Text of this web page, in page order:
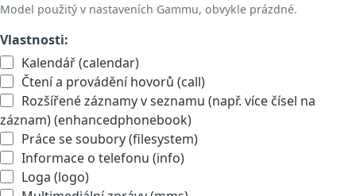
Model použitý v nastaveních Gammu, obvykle prázdné.
Vlastnosti:
Kalendář (calendar)
Čtení a provádění hovorů (call)
Rozšířené záznamy v seznamu (např. více čísel na
záznam) (enhancedphonebook)
Práce se soubory (filesystem)
Informace o telefonu (info)
Loga (logo)